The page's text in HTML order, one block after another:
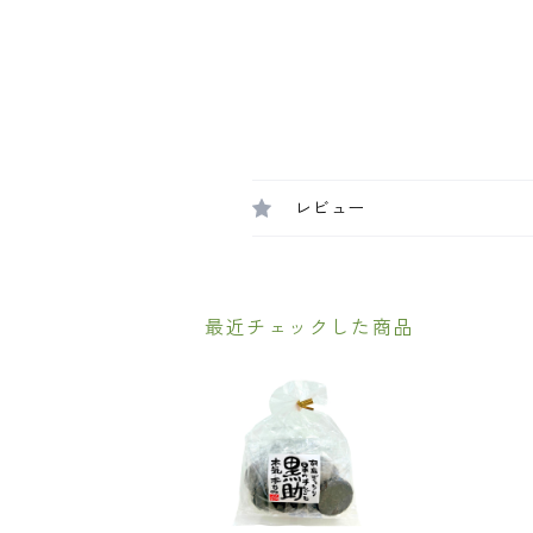
レビュー
最近チェックした商品